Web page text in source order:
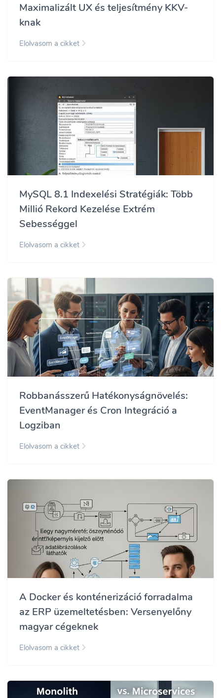
Maximalizált UX és teljesítmény KKV-
knak
Elolvasom a cikket
MySQL 8.1 Indexelési Stratégiák: Több
Millió Rekord Kezelése Extrém
Sebességgel
Elolvasom a cikket
Robbanásszerű Hatékonyságnövelés:
EventManager és Cron Integráció a
Logziban
Elolvasom a cikket
A Docker és konténerizáció forradalma
az ERP üzemeltetésben: Versenyelőny
magyar cégeknek
Elolvasom a cikket